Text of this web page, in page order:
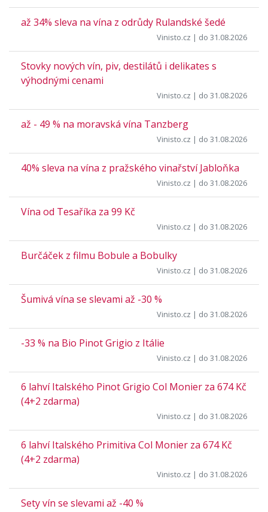
až 34% sleva na vína z odrůdy Rulandské šedé
Vinisto.cz | do 31.08.2026
Stovky nových vín, piv, destilátů i delikates s
výhodnými cenami
Vinisto.cz | do 31.08.2026
až - 49 % na moravská vína Tanzberg
Vinisto.cz | do 31.08.2026
40% sleva na vína z pražského vinařství Jabloňka
Vinisto.cz | do 31.08.2026
Vína od Tesaříka za 99 Kč
Vinisto.cz | do 31.08.2026
Burčáček z filmu Bobule a Bobulky
Vinisto.cz | do 31.08.2026
Šumivá vína se slevami až -30 %
Vinisto.cz | do 31.08.2026
-33 % na Bio Pinot Grigio z Itálie
Vinisto.cz | do 31.08.2026
6 lahví Italského Pinot Grigio Col Monier za 674 Kč
(4+2 zdarma)
Vinisto.cz | do 31.08.2026
6 lahví Italského Primitiva Col Monier za 674 Kč
(4+2 zdarma)
Vinisto.cz | do 31.08.2026
Sety vín se slevami až -40 %